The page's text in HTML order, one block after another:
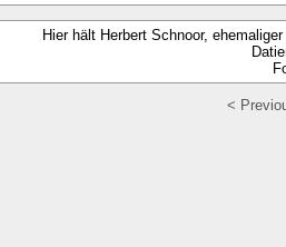
Hier hält Herbert Schnoor,
<